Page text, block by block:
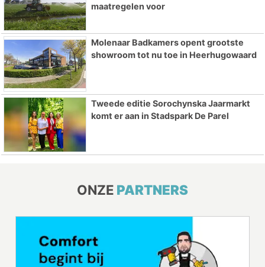
maatregelen voor
Molenaar Badkamers opent grootste
showroom tot nu toe in Heerhugowaard
Tweede editie Sorochynska Jaarmarkt
komt er aan in Stadspark De Parel
ONZE PARTNERS